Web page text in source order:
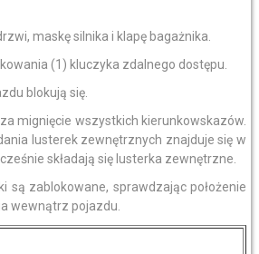
maskę silnika i klapę bagażnika.
(1) kluczyka zdalnego dostępu.
blokują się.
mignięcie wszystkich kierunkowskazów.
lusterek zewnętrznych znajduje się w
składają się lusterka zewnętrzne.
są zablokowane, sprawdzając położenie
wewnątrz pojazdu.